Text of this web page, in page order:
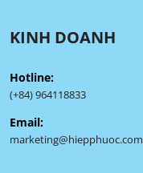
KINH DOANH
Hotline:
(+84) 964118833
Email:
marketing@hiepphuoc.com